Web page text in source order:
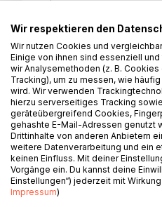
Als ein
Samuel zu
Listen
aber dennoch
Gemeinsam mit
des Zimmers.
verschwiegenen
Der Roman
Grauen, sondern
Möglichkeiten
Samuel Arvid -
Wir respektieren den
Wir nutzen Cookies und
Einige von ihnen sind essenziell
wir Analysemethoden (z. B.
Tracking), um zu messen, wie
wird. Wir verwenden
hierzu serverseitiges Tracking
geräteübergreifend Cookies,
gehashte E-Mail-Adressen genutzt
Drittinhalte von anderen Anbietern
weitere Datenverarbeitung und ein
keinen Einfluss. Mit deiner
Vorgänge ein. Du kannst deine
Einstellungen“) jederzeit mit
Impressum)